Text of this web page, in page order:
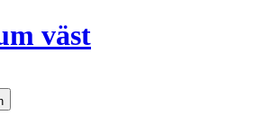
väst